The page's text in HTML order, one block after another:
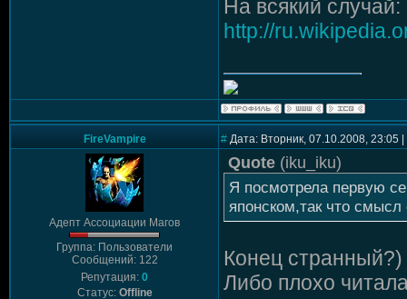
На всякий
http://
FireVampire # Дата: Вторник, 07.10.2008,
Адепт Ассоциации Магов
Группа: Пользователи
Сообщений: 122
Репутация: 0
Статус: Offline
Quote (iku_iku)
Я посмотрела первую
японском,так что
Конец странный?)
Либо плохо